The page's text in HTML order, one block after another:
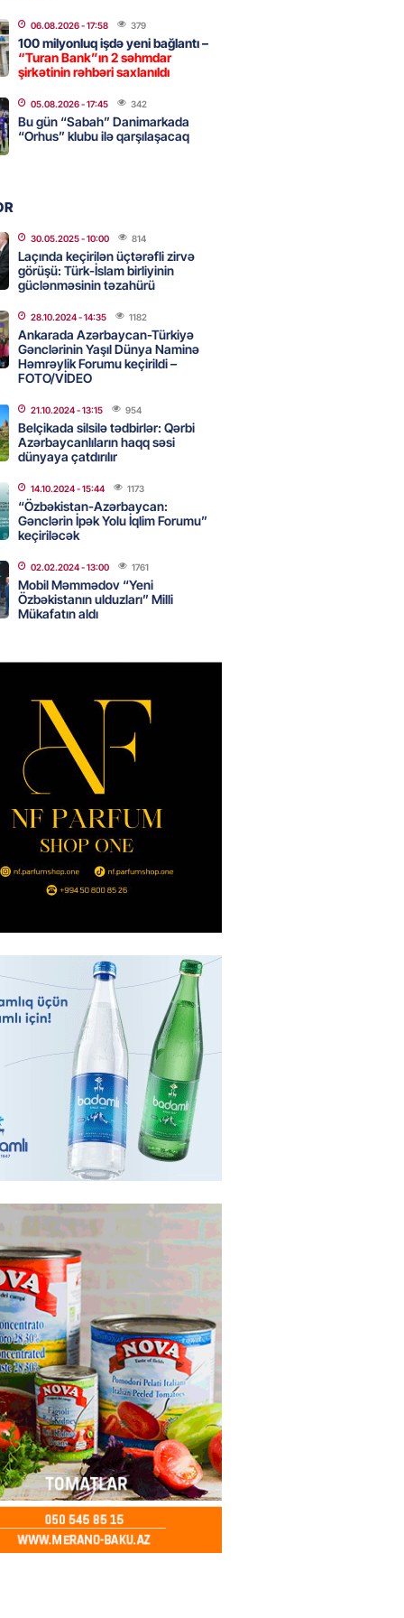
- 09:20
- 09:11 167
cərrahiyyə təhlükəsi:
- 18:31 437
nın tərəzi məntəqələrindən
ya yaşıl, vətəndaşa qırmızı
görə rüşvət alan vəzifəli
məhkəməsi BAŞLAYIR
- 17:45
şənliyində yaralanan rus
– VİDEO
- 17:30
546 min manatı 20
- 17:15
həmləsinə start verib
- 17:00
- 16:45 286
Müdafiə Sazişi”nin
nədir? -ŞƏRH
187
klubuna keçən Kamil
oynamaq istəyir
263
qadın qətlə yetirildi – Şübhəli
oğludur
- 16:00 247
37,6 milyon, Rusiyada 16,7
Azərbaycanlıların yemək
- 15:45 170
yeni səfirimiz kimdir? –
- 15:30
06.08.2026- 17:58 379
100 milyonluq işdə yeni bağlantı –
“Turan Bank”ın 2 səhmdar
şirkətinin rəhbəri saxlanıldı
05.08.2026- 17:45 342
Bu gün “Sabah” Danimarkada
“Orhus” klubu ilə qarşılaşacaq
30.05.2025- 10:00 814
Laçında keçirilən üçtərəfli zirvə
görüşü: Türk-İslam birliyinin
güclənməsinin təzahürü
28.10.2024- 14:35 1182
Ankarada Azərbaycan-Türkiyə
Gənclərinin Yaşıl Dünya Naminə
Həmrəylik Forumu keçirildi –
FOTO/VİDEO
21.10.2024- 13:15 954
Belçikada silsilə tədbirlər: Qərbi
Azərbaycanlıların haqq səsi
dünyaya çatdırılır
14.10.2024- 15:44 1173
“Özbəkistan-Azərbaycan:
Gənclərin İpək Yolu İqlim Forumu”
keçiriləcək
02.02.2024- 13:00 1761
Mobil Məmmədov “Yeni
Özbəkistanın ulduzları” Milli
Mükafatın aldı